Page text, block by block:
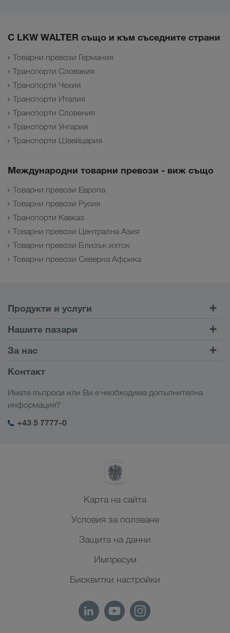
С LKW WALTER също и към съседните страни
Товарни превози Германия
Транспорти Словакия
Транспорти Чехия
Транспорти Италия
Транспорти Словения
Транспорти Унгария
Транспорти Швейцария
Международни товарни превози - виж също
Товарни превози Европа
Товарни превози Русия
Транспорти Кавказ
Товарни превози Централна Азия
Товарни превози Близък изток
Товарни превози Северна Африка
Продукти и услуги
Шосейни превози
Портал за клиенти CONNECT
Дигитални решения
Браншови решения
Моят вход в системата на LKW WALTER
Нашите пазари
Европа
Кавказ
Централна Азия
Близък Изток
Северна Африка
За нас
Фирмена информация
Социална отговорност
Контакт
Имате въпроси или Ви е необходима допълнителна
информация?
+43 5 7777-0
Карта на сайта
Условия за ползване
Защита на данни
Импресум
Бисквитки настройки